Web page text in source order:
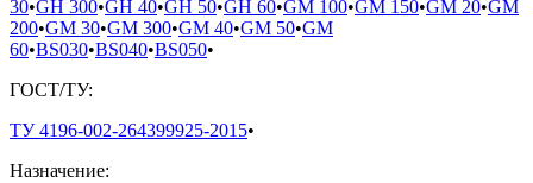
30•GH 300•GH 40•GH 50•GH 60•GM 100•GM 150•GM 20•GM
200•GM 30•GM 300•GM 40•GM 50•GM
60•ВS030•ВS040•ВS050•
ГОСТ/ТУ:
ТУ 4196-002-264399925-2015•
Назначение: